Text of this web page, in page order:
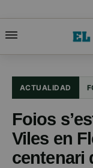
ACTUALIDAD
Foios
Viles en
centenari